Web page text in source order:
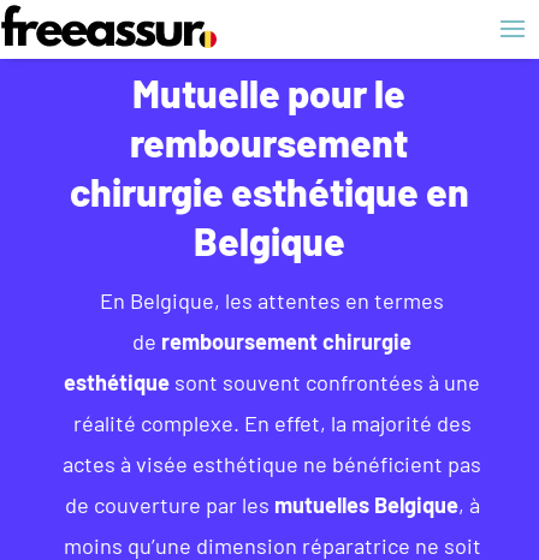
Mutuelle pour le
remboursement
chirurgie esthétique en
Belgique
En Belgique, les attentes en termes
de remboursement chirurgie
esthétique sont souvent confrontées à une
réalité complexe. En effet, la majorité des
actes à visée esthétique ne bénéficient pas
de couverture par les mutuelles Belgique, à
moins qu’une dimension réparatrice ne soit